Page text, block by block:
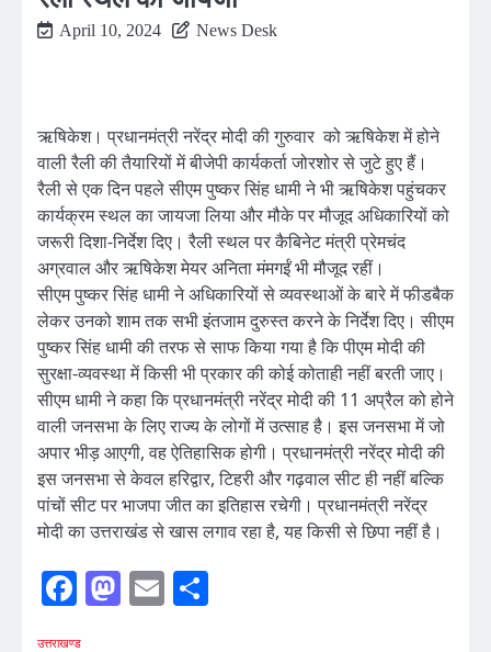
April 10, 2024 News Desk
ऋषिकेश। प्रधानमंत्री नरेंद्र मोदी की गुरुवार को ऋषिकेश में होने
वाली रैली की तैयारियों में बीजेपी कार्यकर्ता जोरशोर से जुटे हुए हैं।
रैली से एक दिन पहले सीएम पुष्कर सिंह धामी ने भी ऋषिकेश पहुंचकर
कार्यक्रम स्थल का जायजा लिया और मौके पर मौजूद अधिकारियों को
जरूरी दिशा-निर्देश दिए। रैली स्थल पर कैबिनेट मंत्री प्रेमचंद
अग्रवाल और ऋषिकेश मेयर अनिता मंमगईं भी मौजूद रहीं।
सीएम पुष्कर सिंह धामी ने अधिकारियों से व्यवस्थाओं के बारे में फीडबैक
लेकर उनको शाम तक सभी इंतजाम दुरुस्त करने के निर्देश दिए। सीएम
पुष्कर सिंह धामी की तरफ से साफ किया गया है कि पीएम मोदी की
सुरक्षा-व्यवस्था में किसी भी प्रकार की कोई कोताही नहीं बरती जाए।
सीएम धामी ने कहा कि प्रधानमंत्री नरेंद्र मोदी की 11 अप्रैल को होने
वाली जनसभा के लिए राज्य के लोगों में उत्साह है। इस जनसभा में जो
अपार भीड़ आएगी, वह ऐतिहासिक होगी। प्रधानमंत्री नरेंद्र मोदी की
इस जनसभा से केवल हरिद्वार, टिहरी और गढ़वाल सीट ही नहीं बल्कि
पांचों सीट पर भाजपा जीत का इतिहास रचेगी। प्रधानमंत्री नरेंद्र
मोदी का उत्तराखंड से खास लगाव रहा है, यह किसी से छिपा नहीं है।
Facebook
Mastodon
Email
उत्तराखण्ड